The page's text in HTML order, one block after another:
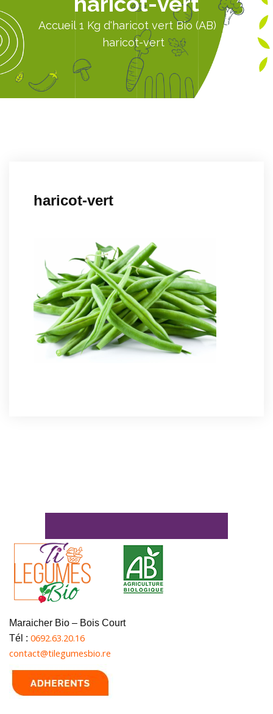
Accueil 1 Kg d'haricot vert Bio (AB)
haricot-vert
haricot-vert
Maraicher Bio – Bois Court
Tél : 0692.63.20.16
contact@tilegumesbio.re